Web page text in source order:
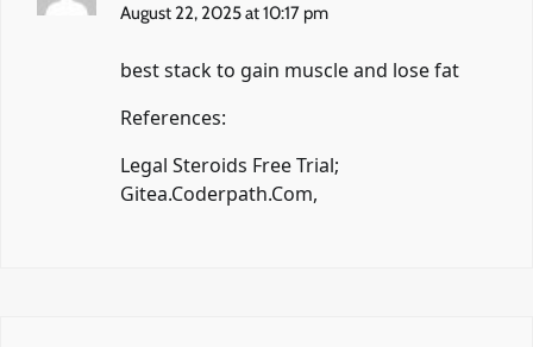
August 22, 2025 at 10:17 pm
best stack to gain muscle and lose fat
References:
Legal Steroids Free Trial;
Gitea.Coderpath.Com,